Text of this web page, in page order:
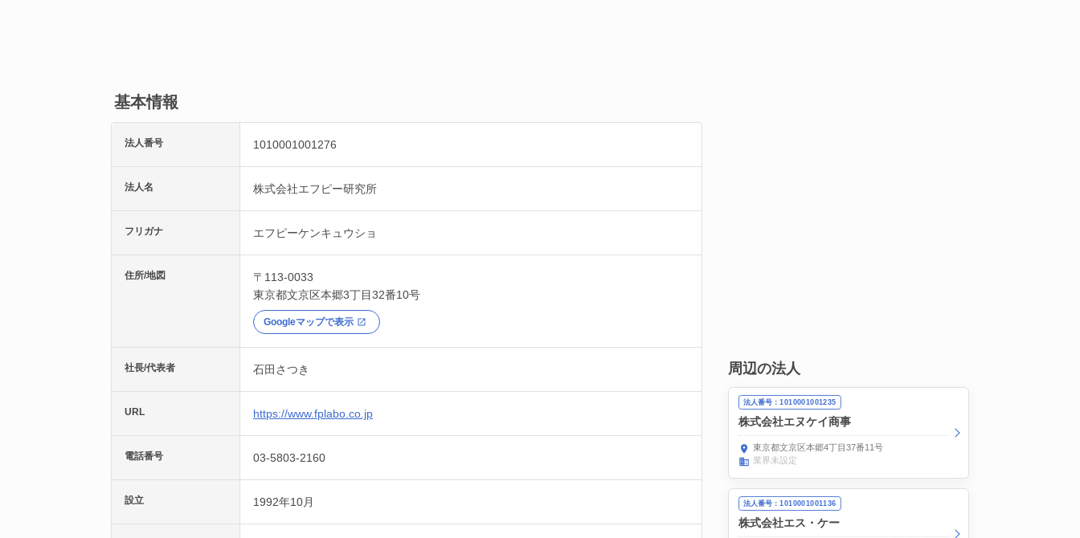
基本情報
法人番号 1010001001276
法人名 株式会社エフピー研究所
フリガナ エフピーケンキュウショ
住所/地図
〒113-0033
東京都文京区本郷3丁目32番10号
Googleマップで表示
社長/代表者 石田さつき
URL https://www.fplabo.co.jp
電話番号 03-5803-2160
設立 1992年10月
周辺の法人
法人番号：1010001001235
株式会社エヌケイ商事
東京都文京区本郷4丁目37番11号
業界未設定
法人番号：1010001001136
株式会社エス・ケー